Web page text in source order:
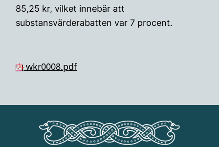
85,25 kr, vilket innebär att
substansvärderabatten var 7 procent.
wkr0008.pdf